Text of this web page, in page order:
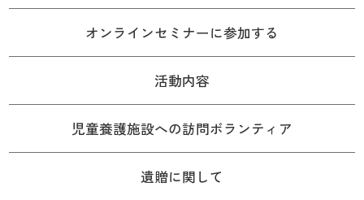
オンラインセミナーに参加する
活動内容
児童養護施設への訪問ボランティア
遺贈に関して